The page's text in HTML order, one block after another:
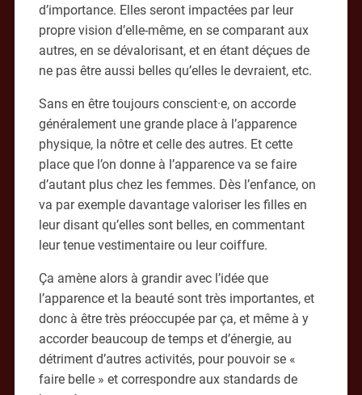
d’importance. Elles seront impactées par leur
propre vision d’elle-même, en se comparant aux
autres, en se dévalorisant, et en étant déçues de
ne pas être aussi belles qu’elles le devraient, etc.
Sans en être toujours conscient·e, on accorde
généralement une grande place à l’apparence
physique, la nôtre et celle des autres. Et cette
place que l’on donne à l’apparence va se faire
d’autant plus chez les femmes. Dès l’enfance, on
va par exemple davantage valoriser les filles en
leur disant qu’elles sont belles, en commentant
leur tenue vestimentaire ou leur coiffure.
Ça amène alors à grandir avec l’idée que
l’apparence et la beauté sont très importantes, et
donc à être très préoccupée par ça, et même à y
accorder beaucoup de temps et d’énergie, au
détriment d’autres activités, pour pouvoir se «
faire belle » et correspondre aux standards de